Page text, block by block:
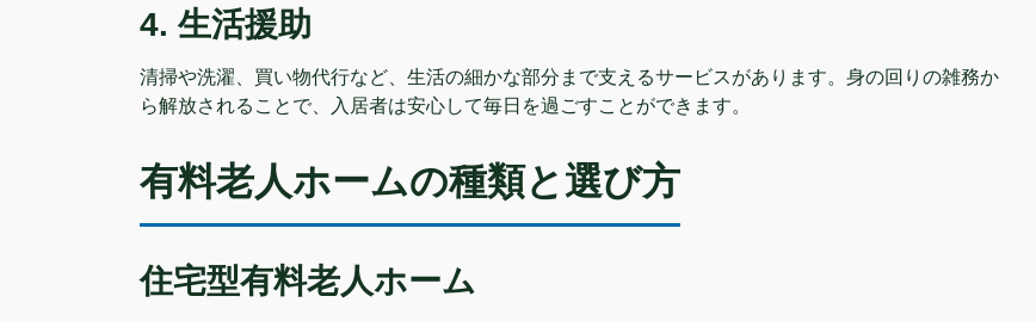
4. 生活援助
清掃や洗濯、買い物代行など、生活の細かな部分まで支えるサービスがあります。身の回りの雑務か
ら解放されることで、入居者は安心して毎日を過ごすことができます。
有料老人ホームの種類と選び方
住宅型有料老人ホーム